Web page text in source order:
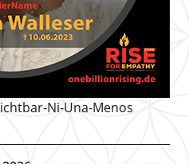
Ni-Una-Menos